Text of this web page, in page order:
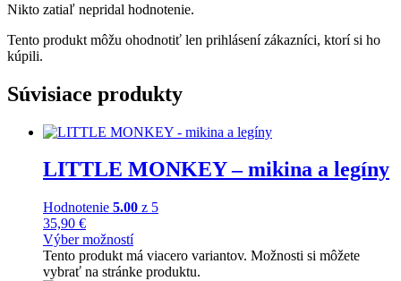
Nikto zatiaľ nepridal hodnotenie.
Tento produkt môžu ohodnotiť len prihlásení zákazníci, ktorí si ho
kúpili.
Súvisiace produkty
LITTLE MONKEY – mikina a legíny
Hodnotenie 5.00 z 5
35,90 €
Výber možností
Tento produkt má viacero variantov. Možnosti si môžete
vybrať na stránke produktu.